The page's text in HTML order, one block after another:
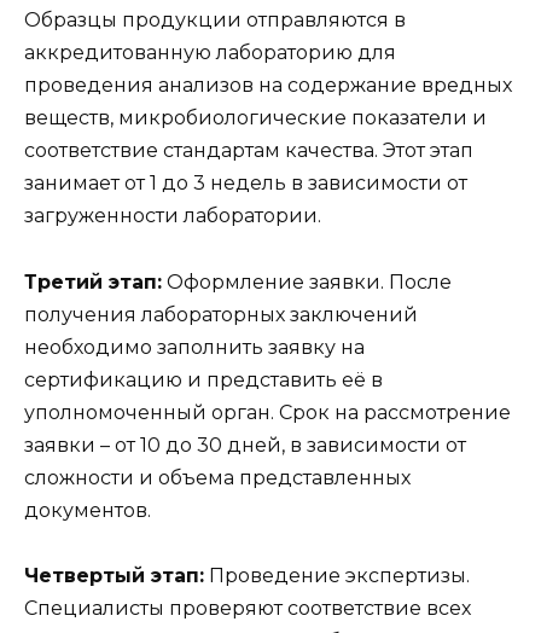
Образцы продукции отправляются в
аккредитованную лабораторию для
проведения анализов на содержание вредных
веществ, микробиологические показатели и
соответствие стандартам качества. Этот этап
занимает от 1 до 3 недель в зависимости от
загруженности лаборатории.
Третий этап: Оформление заявки. После
получения лабораторных заключений
необходимо заполнить заявку на
сертификацию и представить её в
уполномоченный орган. Срок на рассмотрение
заявки – от 10 до 30 дней, в зависимости от
сложности и объема представленных
документов.
Четвертый этап: Проведение экспертизы.
Специалисты проверяют соответствие всех